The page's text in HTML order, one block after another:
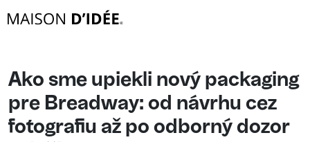
Ako sme upiekli nový packaging
pre Breadway: od návrhu cez
fotografiu až po odborný dozor